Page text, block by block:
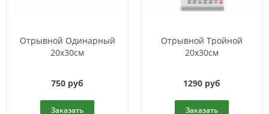
Отрывной Одинарный
20х30см
750 руб
Заказать
Отрывной Тройной
20х30см
1290 руб
Заказать